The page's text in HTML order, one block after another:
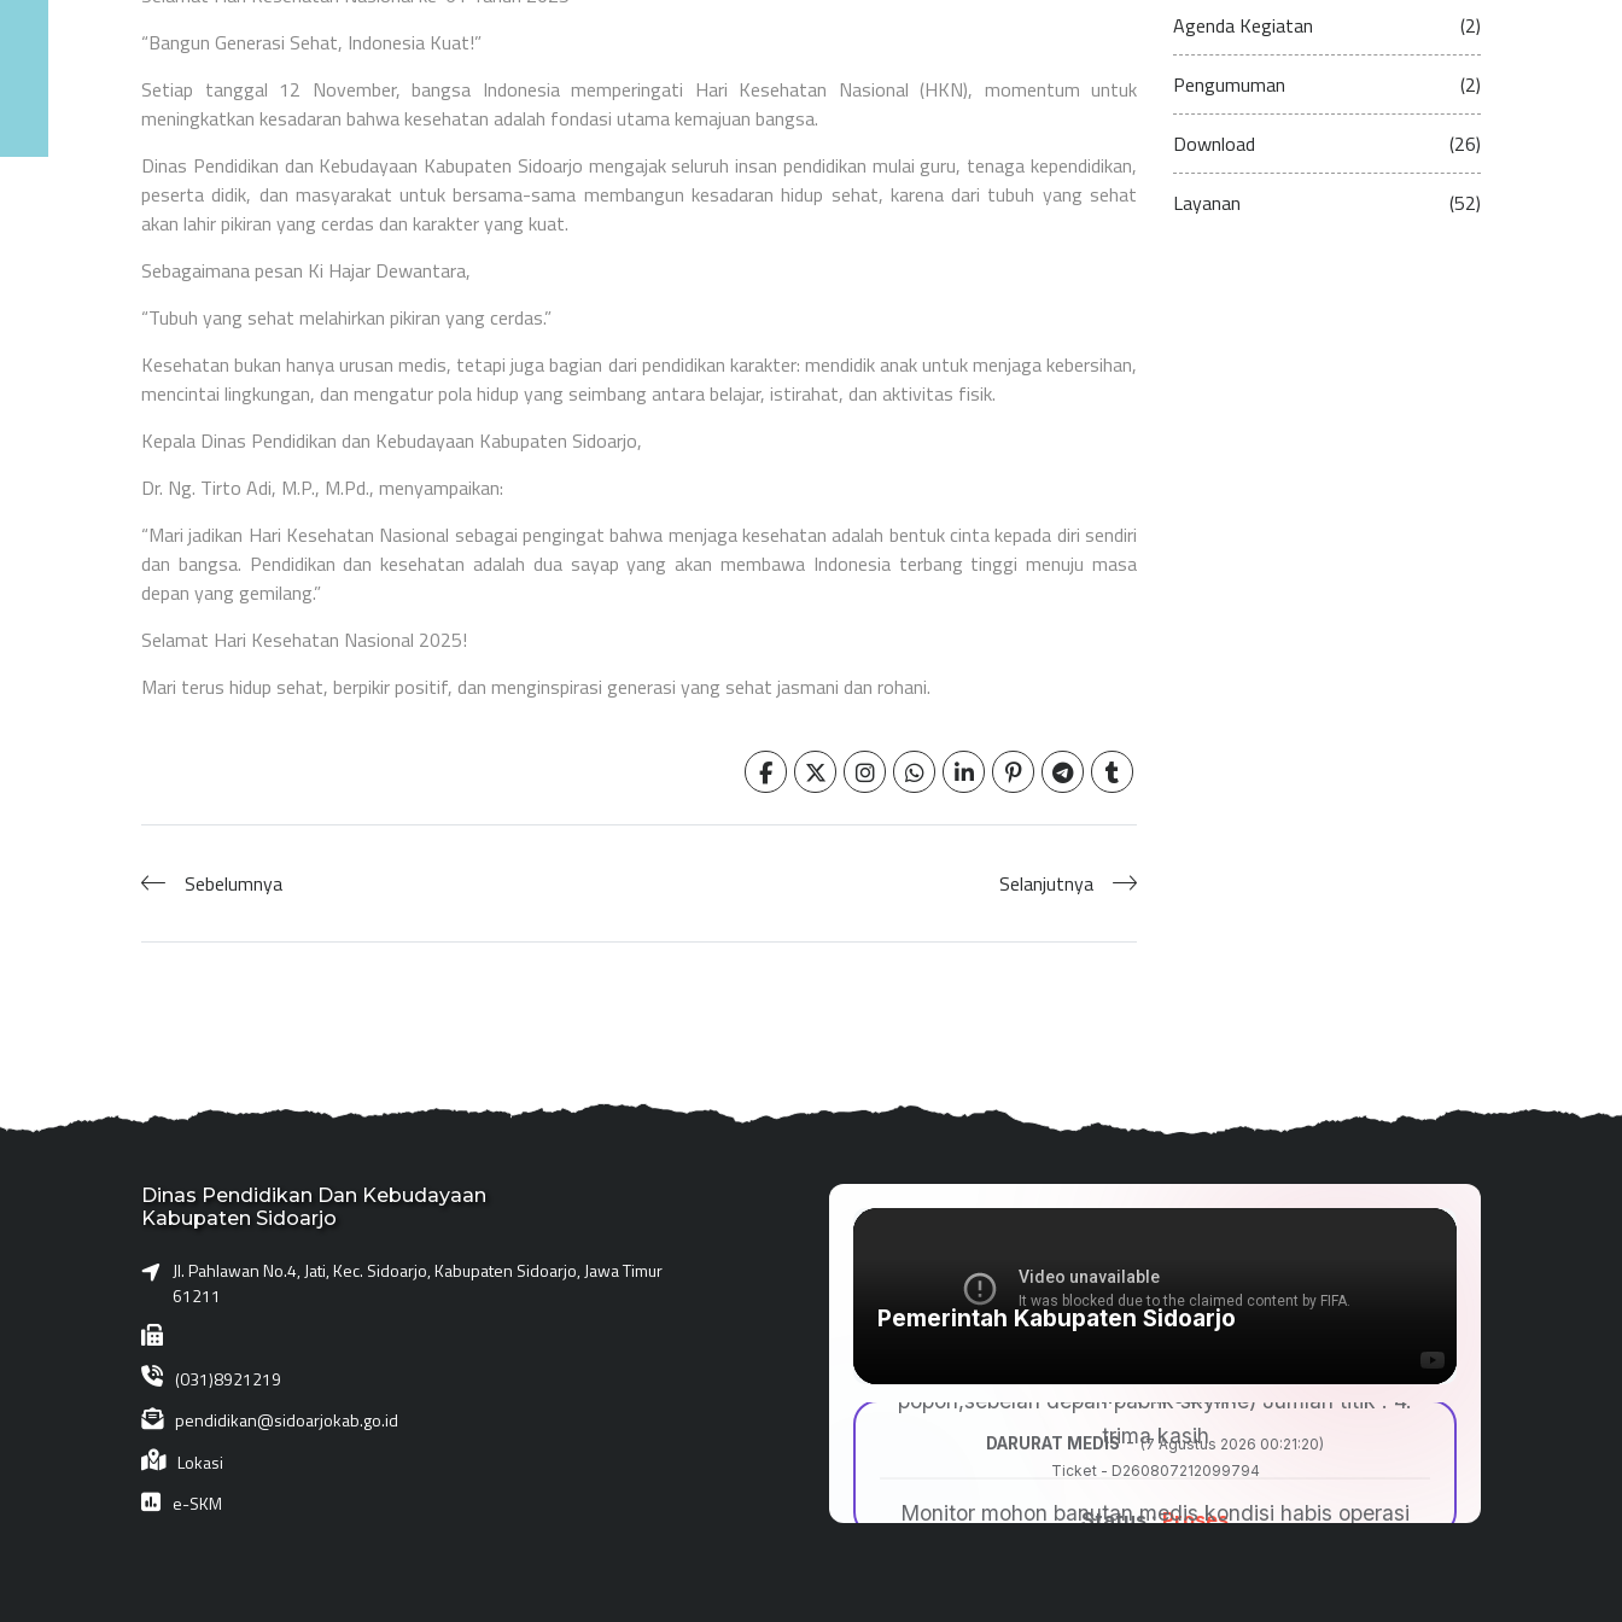
“Bangun Generasi Sehat, Indonesia Kuat!”
Setiap tanggal 12 November, bangsa Indonesia memperingati Hari Kesehatan Nasional (HKN), momentum untuk
meningkatkan kesadaran bahwa kesehatan adalah fondasi utama kemajuan bangsa.
Dinas Pendidikan dan Kebudayaan Kabupaten Sidoarjo mengajak seluruh insan pendidikan mulai guru, tenaga kependidikan,
peserta didik, dan masyarakat untuk bersama-sama membangun kesadaran hidup sehat, karena dari tubuh yang sehat
akan lahir pikiran yang cerdas dan karakter yang kuat.
Sebagaimana pesan Ki Hajar Dewantara,
“Tubuh yang sehat melahirkan pikiran yang cerdas.”
Kesehatan bukan hanya urusan medis, tetapi juga bagian dari pendidikan karakter: mendidik anak untuk menjaga kebersihan,
mencintai lingkungan, dan mengatur pola hidup yang seimbang antara belajar, istirahat, dan aktivitas fisik.
Kepala Dinas Pendidikan dan Kebudayaan Kabupaten Sidoarjo,
Dr. Ng. Tirto Adi, M.P., M.Pd., menyampaikan:
“Mari jadikan Hari Kesehatan Nasional sebagai pengingat bahwa menjaga kesehatan adalah bentuk cinta kepada diri sendiri
dan bangsa. Pendidikan dan kesehatan adalah dua sayap yang akan membawa Indonesia terbang tinggi menuju masa
depan yang gemilang.”
Selamat Hari Kesehatan Nasional 2025!
Mari terus hidup sehat, berpikir positif, dan menginspirasi generasi yang sehat jasmani dan rohani.
Sebelumnya Selanjutnya
Agenda Kegiatan (2)
Pengumuman (2)
Download (26)
Layanan (52)
Dinas Pendidikan Dan Kebudayaan
Kabupaten Sidoarjo
Jl. Pahlawan No.4, Jati, Kec. Sidoarjo, Kabupaten Sidoarjo, Jawa Timur
61211
(031)8921219
pendidikan@sidoarjokab.go.id
Lokasi
e-SKM